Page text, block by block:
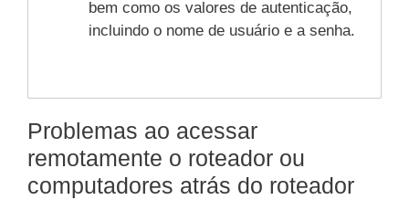
bem como os valores de autenticação,
incluindo o nome de usuário e a senha.
Problemas ao acessar
remotamente o roteador ou
computadores atrás do roteador